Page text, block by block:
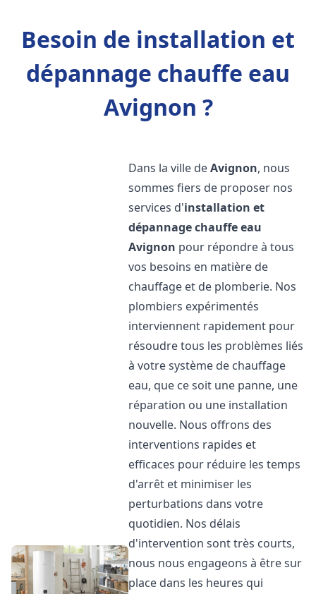
Besoin de installation et
dépannage chauffe eau
Avignon ?
Dans la ville deAvignon, nous
sommes fiers de proposer nos
services d'installation et
dépannage chauffe eau
Avignon pour répondre à tous
vos besoins en matière de
chauffage et de plomberie. Nos
plombiers expérimentés
interviennent rapidement pour
résoudre tous les problèmes liés
à votre système de chauffage
eau, que ce soit une panne, une
réparation ou une installation
nouvelle. Nous offrons des
interventions rapides et
efficaces pour réduire les temps
d'arrêt et minimiser les
perturbations dans votre
quotidien. Nos délais
d'intervention sont très courts,
nous nous engageons à être sur
place dans les heures qui